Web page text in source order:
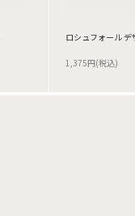
ロシュフォール デ
1,375円(税込)